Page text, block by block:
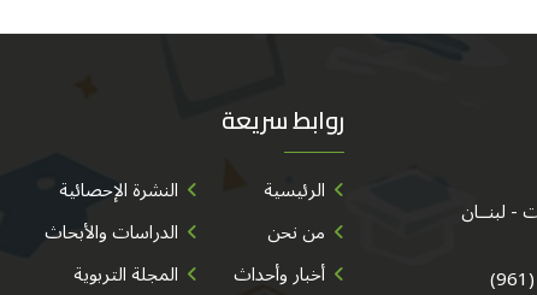
روابط سريعة
الرئيسية
من نحن
أخبار وأحداث
النشرة الإحصائية
الدراسات والأبحاث
المجلة التربوية